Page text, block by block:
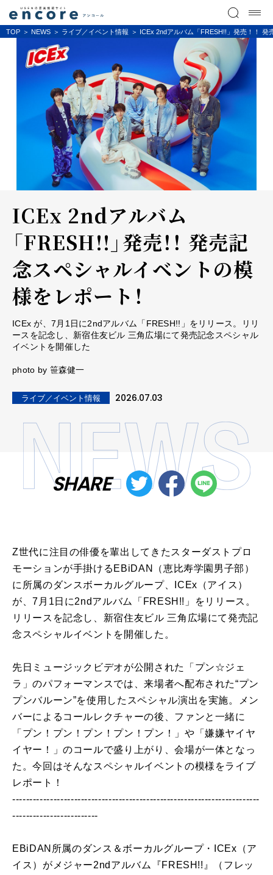
TOP NEWS ライブ／イベント情報 ICEx 2ndアルバム「FRESH!!」発売！！
ICEx 2ndアルバム
「FRESH!!」発売！！ 発売記
念スペシャルイベントの模
様をレポート！
ICEx が、7月1日に2ndアルバム「FRESH!!」をリリース。リリ
ースを記念し、新宿住友ビル 三角広場にて発売記念スペシャル
イベントを開催した
photo by 笹森健一
ライブ／イベント情報 2026.07.03
SHARE
Z世代に注目の俳優を輩出してきたスターダストプロ
モーションが手掛けるEBiDAN（恵比寿学園男子部）
に所属のダンスボーカルグループ、ICEx（アイス）
が、7月1日に2ndアルバム「FRESH!!」をリリース。
リリースを記念し、新宿住友ビル 三角広場にて発売記
念スペシャルイベントを開催した。
先日ミュージックビデオが公開された「プン☆ジェ
ラ」のパフォーマンスでは、来場者へ配布された“プン
プンバルーン”を使用したスペシャル演出を実施。メン
バーによるコールレクチャーの後、ファンと一緒に
「プン！プン！プン！プン！プン！」や「嫌嫌ヤイヤ
イヤー！」のコールで盛り上がり、会場が一体となっ
た。今回はそんなスペシャルイベントの模様をライブ
レポート！
------------------------------------------------------------------------
-------------------------
EBiDAN所属のダンス＆ボーカルグループ・ICEx（ア
イス）がメジャー2ndアルバム『FRESH!!』（フレッ